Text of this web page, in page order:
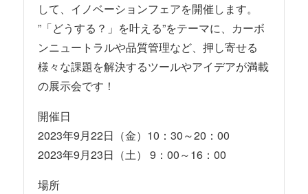
して、イノベーションフェアを開催します。
”「どうする？」を叶える”をテーマに、カーボ
ンニュートラルや品質管理など、押し寄せる
様々な課題を解決するツールやアイデアが満載
の展示会です！
開催日
2023年9月22日（金）10：30～20：00
2023年9月23日（土） 9：00～16：00
場所